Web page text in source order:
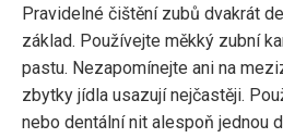
Pravidelné čištění zubů dvakrát
základ. Používejte měkký zubní
pastu. Nezapomínejte ani na
zbytky jídla usazují nejčastěji.
nebo dentální nit alespoň jednou